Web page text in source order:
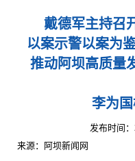
戴德军主持召
以案示警以案为
推动阿坝高质量
李为
发布时间
来源：阿坝新闻网